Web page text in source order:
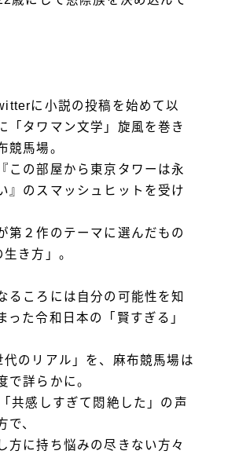
に小説の投稿を始めて以
「タワマン文学」旋風を巻き
競馬場。
この部屋から東京タワーは永
』のスマッシュヒットを受け
第２作のテーマに選んだもの
き方」。
るころには自分の可能性を知
った令和日本の「賢すぎる」
代のリアル」を、麻布競馬場は
で詳らかに。
共感しすぎて悶絶した」の声
で、
方に持ち悩みの尽きない方々